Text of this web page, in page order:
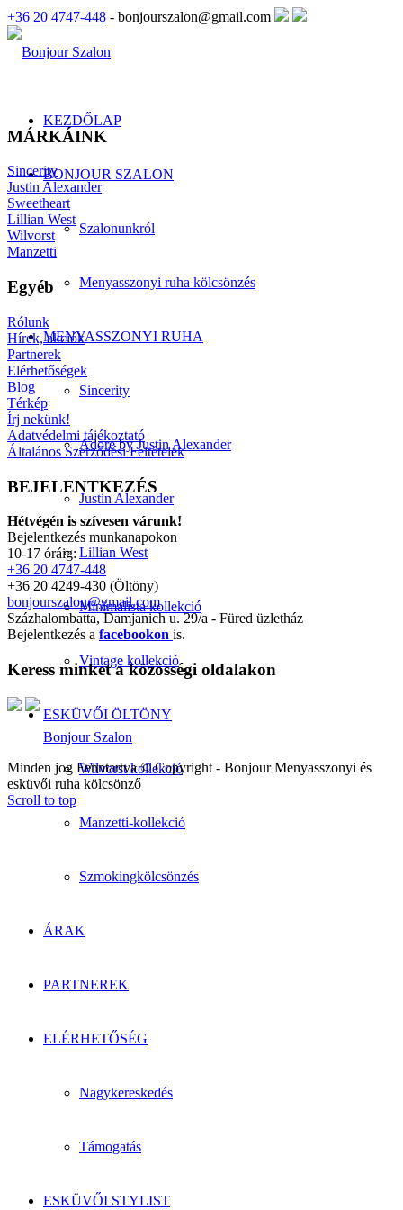
+36 20 4747-448 - bonjourszalon@gmail.com
KEZDŐLAP
BONJOUR SZALON
Szalonunkról
Menyasszonyi ruha kölcsönzés
MENYASSZONYI RUHA
Sincerity
Adore by Justin Alexander
Justin Alexander
Lillian West
Minimalista kollekció
Vintage kollekció
ESKÜVŐI ÖLTÖNY
Wilvorst kollekció
Manzetti-kollekció
Szmokingkölcsönzés
ÁRAK
PARTNEREK
ELÉRHETŐSÉG
Nagykereskedés
Támogatás
ESKÜVŐI STYLIST
MÁRKÁINK
Sincerity
Justin Alexander
Sweetheart
Lillian West
Wilvorst
Manzetti
Egyéb
Rólunk
Hírek, akciók
Partnerek
Elérhetőségek
Blog
Térkép
Írj nekünk!
Adatvédelmi tájékoztató
Általános Szerződési Feltételek
BEJELENTKEZÉS
Hétvégén is szívesen várunk!
Bejelentkezés munkanapokon
10-17 óráig:
+36 20 4747-448
+36 20 4249-430 (Öltöny)
bonjourszalon@gmail.com
Százhalombatta, Damjanich u. 29/a - Füred üzletház
Bejelentkezés a facebookon is.
Keress minket a közösségi oldalakon
Bonjour Szalon
Minden jog Fenntartva © Copyright - Bonjour Menyasszonyi és
esküvői ruha kölcsönző
Scroll to top